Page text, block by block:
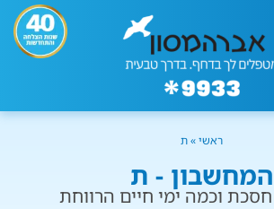
ראשי»ת
המחשבון - ת
וכמה ימי חיים הרווחת